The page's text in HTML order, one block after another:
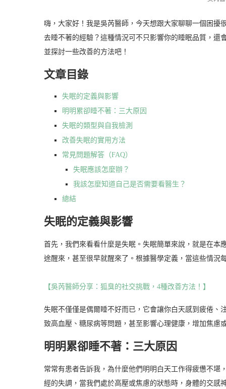
嗨，大家好！我是吳芮醫師，今天想跟大家聊聊一個困擾
去睡不著的經驗？這種情況可不只影響你的睡眠品質，還
並探討一些改善的方法吧！
文章目錄
失眠的定義與影響
明明累卻睡不著：三大原因
失眠的類型與自我檢測
改善失眠的實用方法
常見問題解答（FAQ）
失眠應該怎麼辦？
我該怎麼知道自己是否需要看醫生？
總結
失眠的定義與影響
首先，我們來看看什麼是失眠。失眠簡單來說，就是在本
途醒來，甚至很早就醒來了。根據醫學定義，當這些情況
【吳芮醫師分享：狐臭的社交挑戰，4種改善方法！】
失眠不僅僅是偶爾睡不好而已，它會讓你白天感到疲倦、
致高血壓、糖尿病等問題，甚至影響心理健康，增加焦慮
明明累卻睡不著：三大原因
常常有患者告訴我，為什麼他們明明白天工作得疲憊不
經的失調，當我們處於高壓或焦慮的狀態時，身體的交感